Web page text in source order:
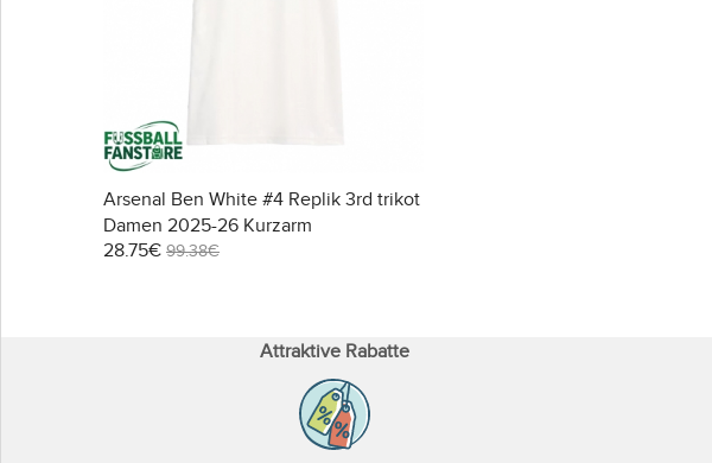
Arsenal Ben White #4 Replik 3rd trikot
Damen 2025-26 Kurzarm
28.75€ 99.38€
Attraktive Rabatte